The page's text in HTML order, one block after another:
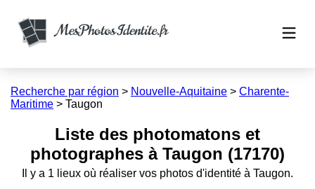
Recherche par région > Nouvelle-Aquitaine > Charente-
Maritime > Taugon
Liste des photomatons et
photographes à Taugon (17170)
Il y a 1 lieux où réaliser vos photos d'identité à Taugon.